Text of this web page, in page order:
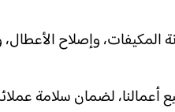
وإصلاح الأعطال،
أعمالنا، لضمان سلامة